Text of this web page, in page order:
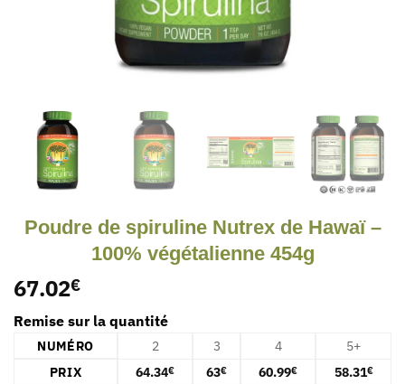
Poudre de spiruline Nutrex de Hawaï –
100% végétalienne 454g
67.02€
Remise sur la quantité
NUMÉRO 2 3 4
5+
PRIX
64.34€ 63€ 60.99€ 58.31€